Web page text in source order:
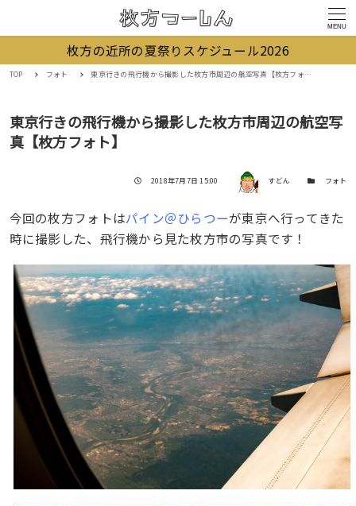
MENU
枚方の近所の夏祭りスケジュール2026
TOP フォト 東京行きの飛行機から撮影した枚方市周辺の航空写真【枚方フォト】
東京行きの飛行機から撮影した枚方市周辺の航空写
真【枚方フォト】
投稿日
2018年7月7日 15:00 著者 すどん カテゴリー
フォト
今回の枚方フォトはパイン＠ひらつーが東京へ行ってきた
時に撮影した、飛行機から見た枚方市の写真です！